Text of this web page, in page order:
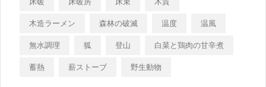
木造ラーメン 森林の破滅 温度 温風
無水調理 狐 登山 白菜と鶏肉の甘辛煮
蓄熱 薪ストーブ 野生動物